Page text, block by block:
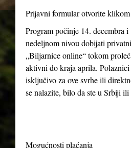
Prijavni formular otvorite
Program počinje 14. decembra
nedeljnom nivou dobijati
„Biljarnice online“ tokom
aktivni do kraja aprila.
isključivo za ove svrhe ili
se nalazite, bilo da ste u Srbiji
Mogućnosti plaćanja